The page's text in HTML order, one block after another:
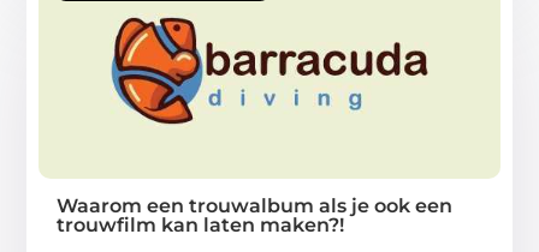
Waarom een trouwalbum als je ook een
trouwfilm kan laten maken?!